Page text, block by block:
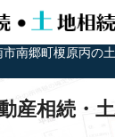
市南郷町榎原丙の
産相続・